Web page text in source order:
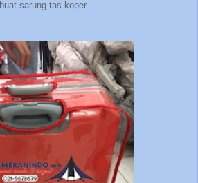
buat sarung tas koper